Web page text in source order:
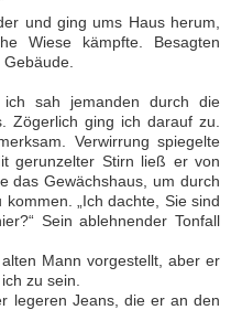
und ging ums Haus herum,
Wiese kämpfte. Besagten
sah jemanden durch die
Zögerlich ging ich darauf zu.
Verwirrung spiegelte
gerunzelter Stirn ließ er von
das Gewächshaus, um durch
„Ich dachte, Sie sind
Sein ablehnender Tonfall
Mann vorgestellt, aber er
zu sein.
legeren Jeans, die er an den